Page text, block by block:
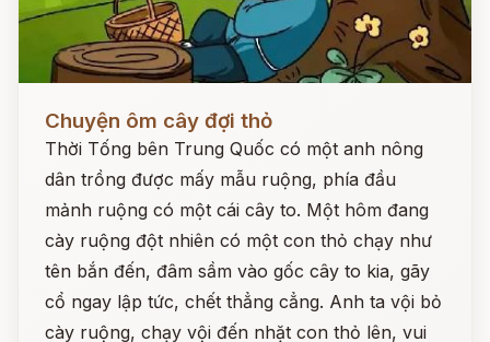
Chuyện ôm cây đợi thỏ
Thời Tống bên Trung Quốc có một anh nông
dân trồng được mấy mẫu ruộng, phía đầu
mảnh ruộng có một cái cây to. Một hôm đang
cày ruộng đột nhiên có một con thỏ chạy như
tên bắn đến, đâm sầm vào gốc cây to kia, gãy
cổ ngay lập tức, chết thẳng cẳng. Anh ta vội bỏ
cày ruộng, chạy vội đến nhặt con thỏ lên, vui